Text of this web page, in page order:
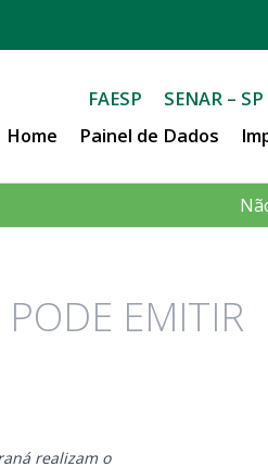
FAESP SENAR – SP
Home
Painel de Dados
EMITIR
realizam o